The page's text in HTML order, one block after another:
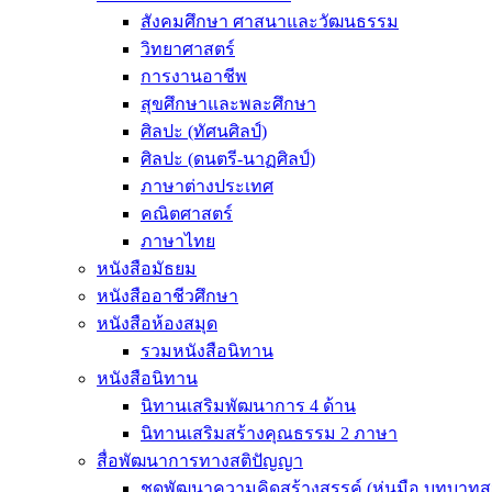
สังคมศึกษา ศาสนาและวัฒนธรรม
วิทยาศาสตร์
การงานอาชีพ
สุขศึกษาและพละศึกษา
ศิลปะ (ทัศนศิลป์)
ศิลปะ (ดนตรี-นาฏศิลป์)
ภาษาต่างประเทศ
คณิตศาสตร์
ภาษาไทย
หนังสือมัธยม
หนังสืออาชีวศึกษา
หนังสือห้องสมุด
รวมหนังสือนิทาน
หนังสือนิทาน
นิทานเสริมพัฒนาการ 4 ด้าน
นิทานเสริมสร้างคุณธรรม 2 ภาษา
สื่อพัฒนาการทางสติปัญญา
ชุดพัฒนาความคิดสร้างสรรค์ (หุ่นมือ,บทบาท